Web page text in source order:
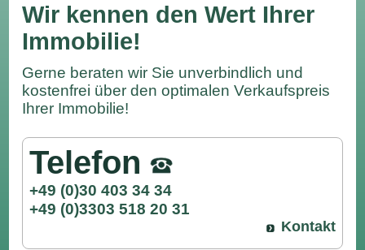
Wir kennen den Wert Ihrer
Immobilie!
Gerne beraten wir Sie unverbindlich und
kostenfrei über den optimalen Verkaufspreis
Ihrer Immobilie!
Telefon
+49 (0)30 403 34 34
+49 (0)3303 518 20 31
Kontakt